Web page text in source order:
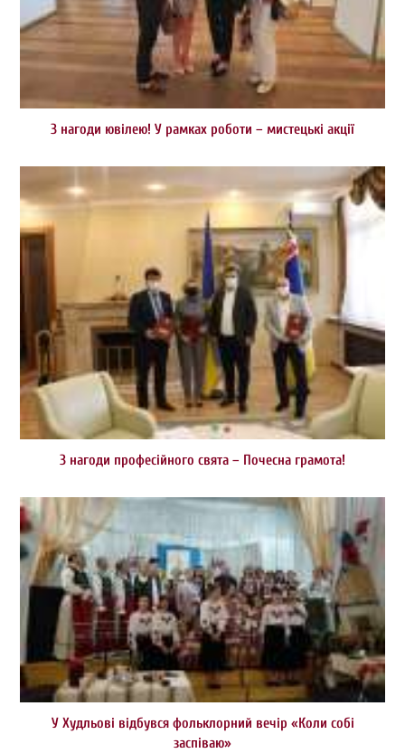
З нагоди ювілею! У рамках роботи – мистецькі акції
З нагоди професійного свята – Почесна грамота!
У Худльові відбувся фольклорний вечір «Коли собі
заспіваю»